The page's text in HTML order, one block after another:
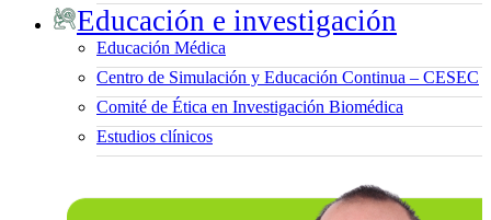
Educación e investigación
Educación Médica
Centro de Simulación y Educación Continua – CESEC
Comité de Ética en Investigación Biomédica
Estudios clínicos